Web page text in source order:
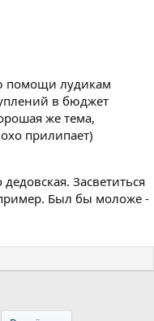
помощи лудикам
в бюджет
же тема,
прилипает)
Засветиться
Был бы моложе -